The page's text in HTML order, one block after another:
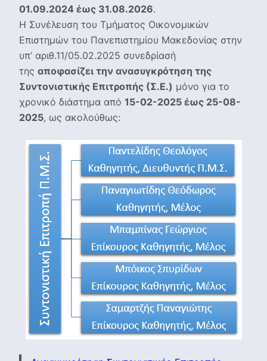
01.09.2024 έως 31.08.2026.
Η Συνέλευση του Τμήματος Οικονομικών
Επιστημών του Πανεπιστημίου Μακεδονίας στην
υπ’ αριθ.11/05.02.2025 συνεδρίασή
της αποφασίζει την ανασυγκρότηση της
Συντονιστικής Επιτροπής (Σ.Ε.) μόνο για το
χρονικό διάστημα από 15-02-2025 έως 25-08-
2025, ως ακολούθως: